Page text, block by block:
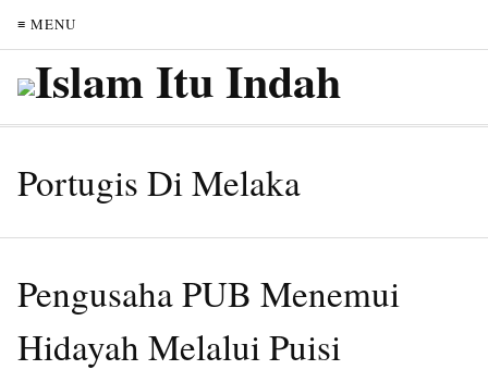
≡ MENU
Portugis Di Melaka
Pengusaha PUB Menemui
Hidayah Melalui Puisi